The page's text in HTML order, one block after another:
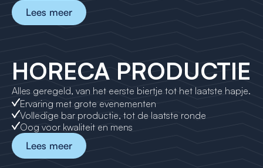
Lees meer
HORECA PRODUCTIE
Alles geregeld, van het eerste biertje tot het laatste hapje.
Ervaring met grote evenementen
Volledige bar productie, tot de laatste ronde
Oog voor kwaliteit en mens
Lees meer